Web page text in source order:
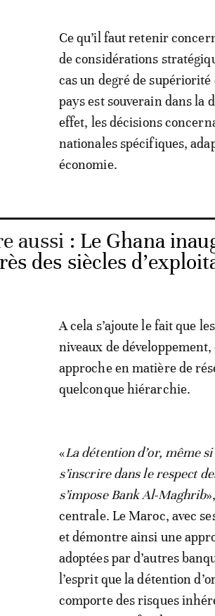
de considérations
cas un degré de
pays est souverain dans la
effet, les décisions
nationales spécifiques,
économie.
aussi :Le Ghana
des siècles
niveaux de
approche en matière de
quelconque hiérarchie.
s’inscrire dans le respect
s’impose Bank Al-Maghrib
centrale. Le Maroc, avec
et démontre ainsi une
adoptées par d’autres
l’esprit que la détention
comporte des risques
ses réserves afin de